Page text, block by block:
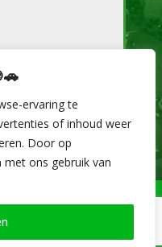
ervaring te
of inhoud weer
Door op
ons gebruik van
Versturen
designed by